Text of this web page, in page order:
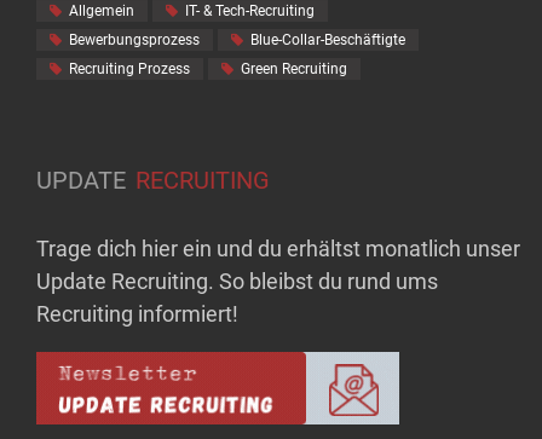
Allgemein
IT- & Tech-Recruiting
Bewerbungsprozess
Blue-Collar-Beschäftigte
Recruiting Prozess
Green Recruiting
UPDATE RECRUITING
Trage dich hier ein und du erhältst monatlich unser
Update Recruiting. So bleibst du rund ums
Recruiting informiert!